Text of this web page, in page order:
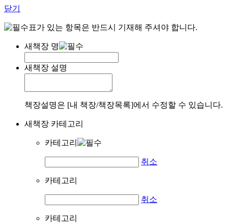
닫기
표가 있는 항목은 반드시 기재해 주셔야 합니다.
새책장 명
새책장 설명
책장설명은 [내 책장/책장목록]에서 수정할 수 있습니다.
새책장 카테고리
카테고리
취소
카테고리
취소
카테고리